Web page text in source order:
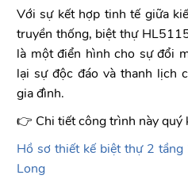
Với sự kết hợp tinh tế giữa
truyền thống, biệt thự
là một điển hình cho sự đổi
lại sự độc đáo và thanh lịch
gia đình.
👉 Chi tiết công trình này quý
Hồ sơ thiết kế biệt thự 2
Long